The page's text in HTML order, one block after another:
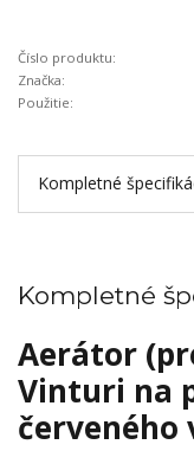
Číslo produktu:
Značka:
Použitie:
Kompletné
Kompletné
Aerátor
Vinturi na
červeného